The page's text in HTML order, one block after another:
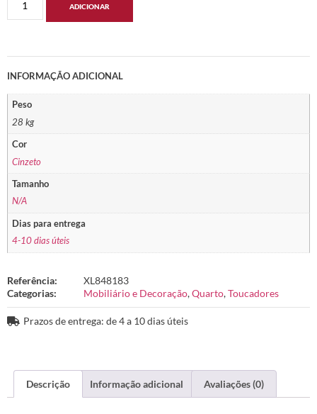
ADICIONAR
INFORMAÇÃO ADICIONAL
Peso
28 kg
Cor
Cinzeto
Tamanho
N/A
Dias para entrega
4-10 dias úteis
Referência:
XL848183
Categorias:
Mobiliário e Decoração,Quarto,Toucadores
Prazos de entrega: de 4 a 10 dias úteis
Descrição Informação adicional Avaliações (0)